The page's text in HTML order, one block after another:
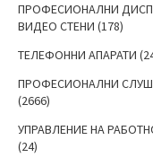
ПРОФЕСИОНАЛНИ
ВИДЕО СТЕНИ (178)
ТЕЛЕФОННИ АПАРАТИ
ПРОФЕСИОНАЛНИ
(2666)
УПРАВЛЕНИЕ НА
(24)